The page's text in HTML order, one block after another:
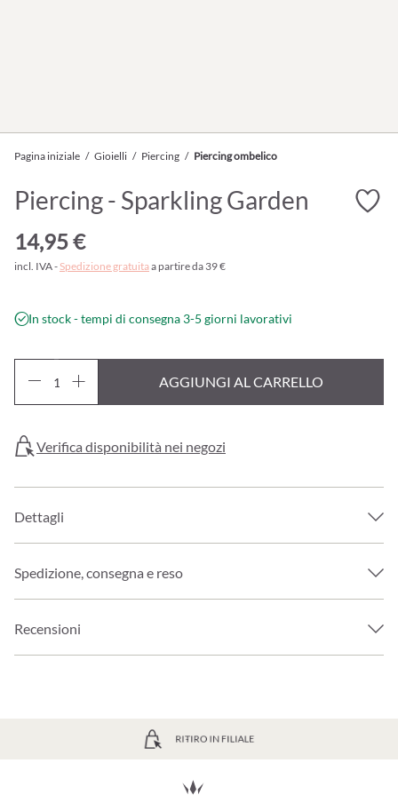
Pagina iniziale / Gioielli / Piercing / Piercing ombelico
Piercing - Sparkling Garden
14,95 €
incl. IVA - Spedizione gratuitaa partire da 39 €
In stock - tempi di consegna 3-5 giorni lavorativi
AGGIUNGI AL CARRELLO
Verifica disponibilità nei negozi
Dettagli
Spedizione, consegna e reso
Recensioni
SPEDIZIONE GRATUITA A PARTIRE DA 39€